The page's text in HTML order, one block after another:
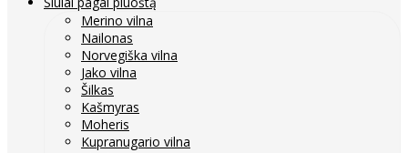
Merino vilna
Nailonas
Norvegiška vilna
Jako vilna
Šilkas
Kašmyras
Moheris
Kupranugario vilna